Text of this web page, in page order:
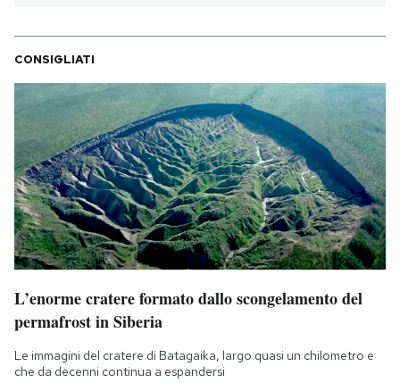
CONSIGLIATI
L’enorme cratere formato dallo scongelamento del
permafrost in Siberia
Le immagini del cratere di Batagaika, largo quasi un chilometro e
che da decenni continua a espandersi